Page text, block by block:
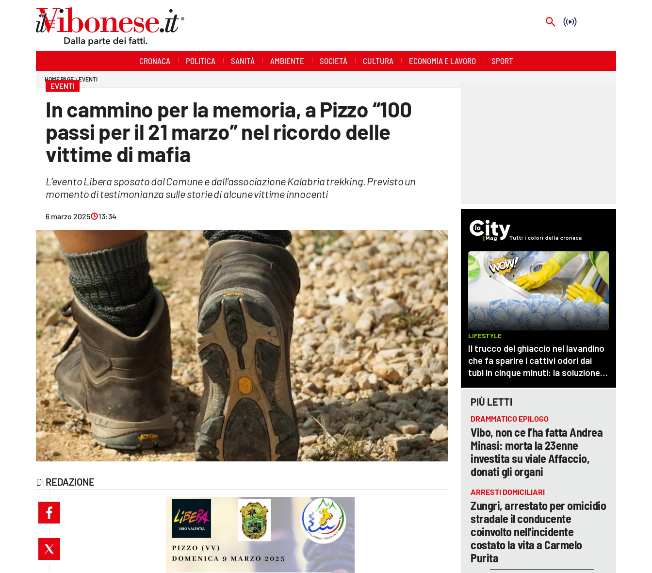
Streaming
Lac Network
ilvibonese.it
catanzarochannel.it
CRONACA POLITICA SANITÀ AMBIENTE SOCIETÀ CULTURA ECONOMIA E LAVORO SPORT
HOME PAGE EVENTI
EVENTI
In cammino per la memoria, a Pizzo “100
passi per il 21 marzo” nel ricordo delle
vittime di mafia
L’evento Libera sposato dal Comune e dall’associazione Kalabria trekking. Previsto un
momento di testimonianza sulle storie di alcune vittime innocenti
6 marzo 2025 13:34
REDAZIONE
PIÙ LETTI
DRAMMATICO EPILOGO
Vibo, non ce l’ha fatta Andrea
Minasi: morta la 23enne
investita su viale Affaccio,
donati gli organi
ARRESTI DOMICILIARI
Zungri, arrestato per omicidio
stradale il conducente
coinvolto nell'incidente
costato la vita a Carmelo
Purita